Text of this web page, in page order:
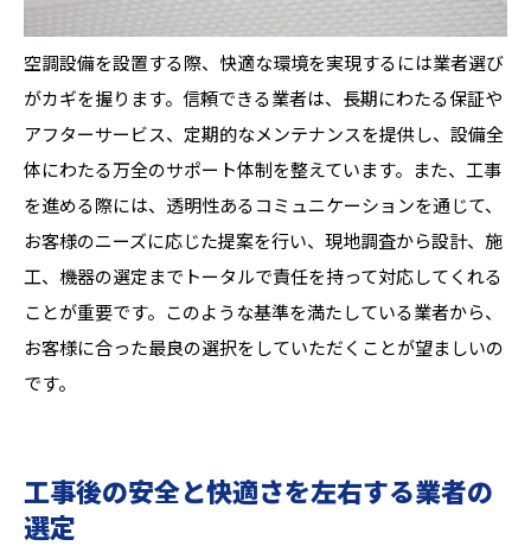
空調設備を設置する際、快適な環境を実現するには業者選び
がカギを握ります。信頼できる業者は、長期にわたる保証や
アフターサービス、定期的なメンテナンスを提供し、設備全
体にわたる万全のサポート体制を整えています。また、工事
を進める際には、透明性あるコミュニケーションを通じて、
お客様のニーズに応じた提案を行い、現地調査から設計、施
工、機器の選定までトータルで責任を持って対応してくれる
ことが重要です。このような基準を満たしている業者から、
お客様に合った最良の選択をしていただくことが望ましいの
です。
工事後の安全と快適さを左右する業者の
選定